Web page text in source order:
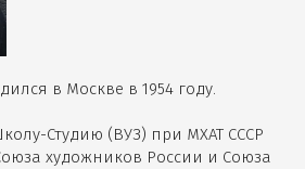
в Москве в 1954 году.
Студию (ВУЗ) при МХАТ СССР
художников России и Союза